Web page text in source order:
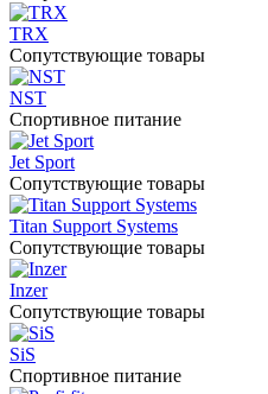
TRX
Сопутствующие товары
NST
Спортивное питание
Jet Sport
Сопутствующие товары
Titan Support Systems
Сопутствующие товары
Inzer
Сопутствующие товары
SiS
Спортивное питание